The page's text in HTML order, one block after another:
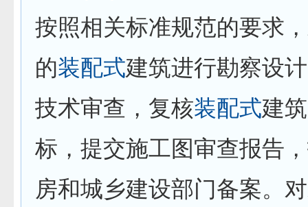
按照相关标准规范的要求
的装配式建筑进行勘察设
技术审查，复核装配式建
标，提交施工图审查报告
房和城乡建设部门备案。